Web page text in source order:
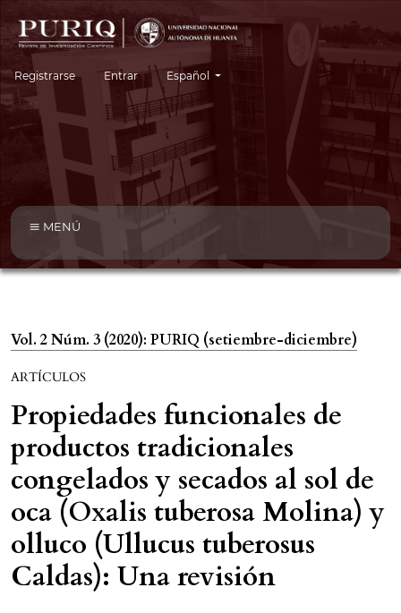
Registrarse Entrar Cambiar el idioma. El idioma actual es:
Español
MENÚ
Vol. 2 Núm. 3 (2020): PURIQ (setiembre-diciembre)
ARTÍCULOS
Propiedades funcionales de
productos tradicionales
congelados y secados al sol de
oca (Oxalis tuberosa Molina) y
olluco (Ullucus tuberosus
Caldas): Una revisión